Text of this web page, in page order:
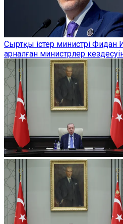
Сыртқы істер министрі Фидан
арналған министрлер